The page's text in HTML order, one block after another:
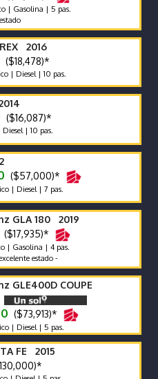
| Gasolina | 5 pas.
2016
($18,478)*
| Diesel | 10 pas.
($16,087)*
| 10 pas.
($57,000)*
| Diesel | 7 pas.
GLA 180 2019
($17,935)*
| Gasolina | 4 pas.
estado -
GLE400D COUPE
($73,913)*
| Diesel | 5 pas.
FE 2015